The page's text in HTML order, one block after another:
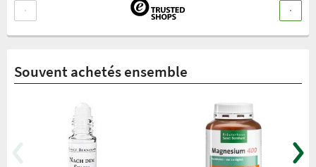
Souvent achetés ensemble